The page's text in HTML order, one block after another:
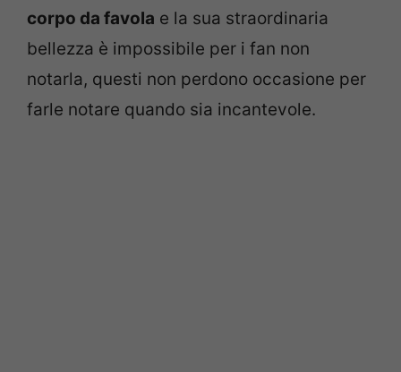
corpo da favola e la sua straordinaria
bellezza è impossibile per i fan non
notarla, questi non perdono occasione per
farle notare quando sia incantevole.